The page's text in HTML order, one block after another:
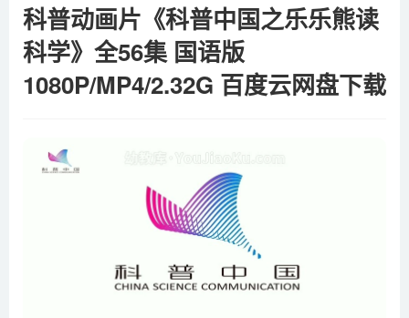
科普动画片《科普中国之乐乐熊读
科学》全56集 国语版
1080P/MP4/2.32G 百度云网盘下载